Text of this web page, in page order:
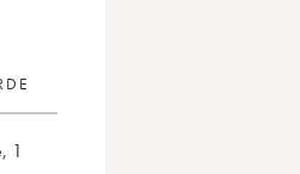
, 1